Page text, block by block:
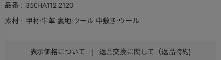
品番
350HA112-2120
素材
甲材:牛革 裏地:ウール 中敷き:ウール
表示価格について | 返品交換に関して（返品特約)